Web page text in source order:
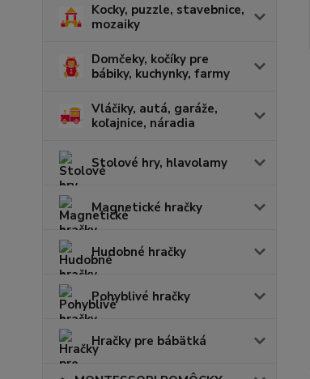
Kocky, puzzle, stavebnice,
mozaiky
Domčeky, kočíky pre
bábiky, kuchynky, farmy
Vláčiky, autá, garáže,
koľajnice, náradia
Stolové hry, hlavolamy
Magnetické hračky
Hudobné hračky
Pohyblivé hračky
Hračky pre bábätká